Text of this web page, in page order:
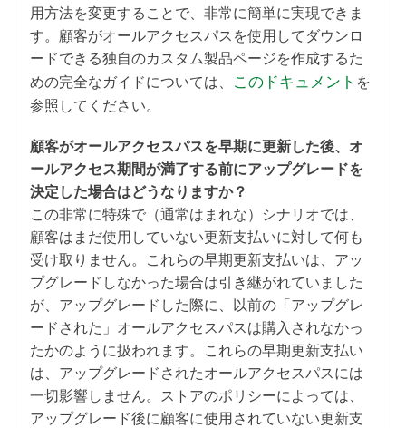
用方法を変更することで、非常に簡単に実現できま
す。顧客がオールアクセスパスを使用してダウンロ
ードできる独自のカスタム製品ページを作成するた
めの完全なガイドについては、 このドキュメント を
参照してください。
顧客がオールアクセスパスを早期に更新した後、オ
ールアクセス期間が満了する前にアップグレードを
決定した場合はどうなりますか？
この非常に特殊で（通常はまれな）シナリオでは、
顧客はまだ使用していない更新支払いに対して何も
受け取りません。これらの早期更新支払いは、アッ
プグレードしなかった場合は引き継がれていました
が、アップグレードした際に、以前の「アップグレ
ードされた」オールアクセスパスは購入されなかっ
たかのように扱われます。これらの早期更新支払い
は、アップグレードされたオールアクセスパスには
一切影響しません。ストアのポリシーによっては、
アップグレード後に顧客に使用されていない更新支